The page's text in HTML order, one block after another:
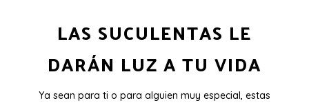
LAS SUCULENTAS LE
DARÁN LUZ A TU VIDA
Ya sean para ti o para alguien muy especial, estas